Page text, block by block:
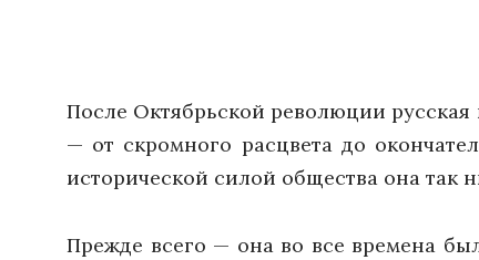
После Октябрьской революции
— от скромного расцвета до
исторической силой общества она так
Прежде всего — она во все времена